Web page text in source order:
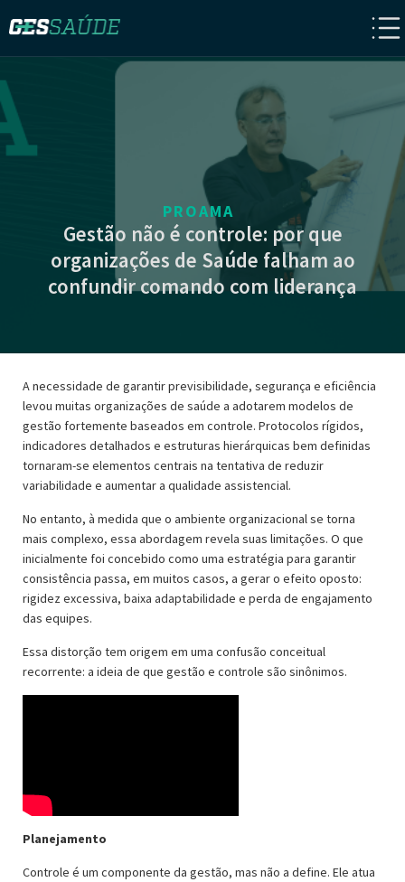
PROAMA
Gestão não é controle: por que
organizações de Saúde falham ao
confundir comando com liderança
A necessidade de garantir previsibilidade, segurança e eficiência
levou muitas organizações de saúde a adotarem modelos de
gestão fortemente baseados em controle. Protocolos rígidos,
indicadores detalhados e estruturas hierárquicas bem definidas
tornaram-se elementos centrais na tentativa de reduzir
variabilidade e aumentar a qualidade assistencial.
No entanto, à medida que o ambiente organizacional se torna
mais complexo, essa abordagem revela suas limitações. O que
inicialmente foi concebido como uma estratégia para garantir
consistência passa, em muitos casos, a gerar o efeito oposto:
rigidez excessiva, baixa adaptabilidade e perda de engajamento
das equipes.
Essa distorção tem origem em uma confusão conceitual
recorrente: a ideia de que gestão e controle são sinônimos.
Planejamento
Controle é um componente da gestão, mas não a define. Ele atua